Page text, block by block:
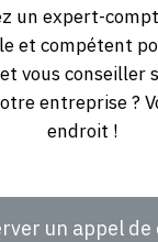
un expert-
et compétent
vous conseiller
entreprise ?
endroit !
un appel de